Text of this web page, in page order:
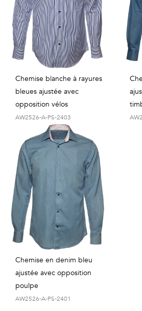
Chemise blanche à rayures
bleues ajustée avec
opposition vélos
AW2526-A-PS-2403
Chemise en denim bleu
ajustée avec opposition
poulpe
AW2526-A-PS-2401